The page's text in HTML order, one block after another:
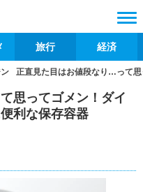
旅行 経済
正直見た目はお値段なり…って
思ってゴメン！ダイ
利な保存容器